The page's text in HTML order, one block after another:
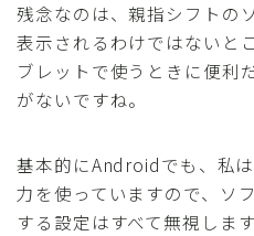
残念なのは、親指シフトの
表示されるわけではないと
ブレットで使うときに便利
がないですね。
基本的にAndroidでも、私
力を使っていますので、ソ
する設定はすべて無視します